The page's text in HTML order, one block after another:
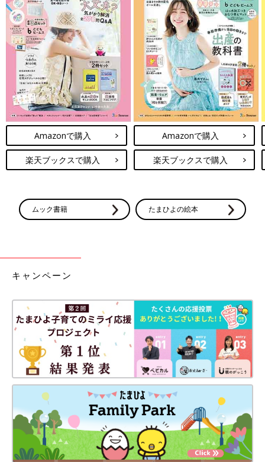
Amazonで購入
楽天ブックスで購入
Amazonで購入
楽天ブックスで購入
ムック書籍 たまひよの絵本
キャンペーン